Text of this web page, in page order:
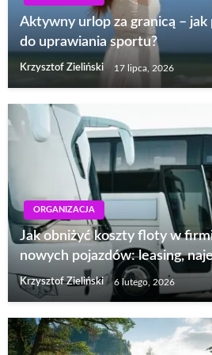
Aktywny urlop za granicą –
do uprawiania sportu?
Krzysztof Zieliński 17 lipca, 2026
ORGANIZACJA
Jak obniżyć koszty floty w
nowych pojazdów: leasing,
Krzysztof Zieliński 6 lutego, 2026